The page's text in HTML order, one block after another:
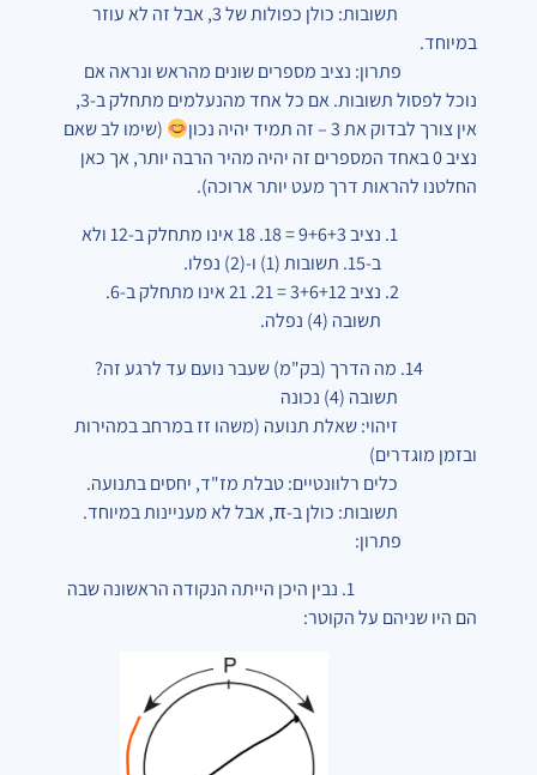
תשובות: כולן כפולות של 3, אבל זה לא עוזר
במיוחד.
פתרון: נציב מספרים שונים מהראש ונראה אם
נוכל לפסול תשובות. אם כל אחד מהנעלמים מתחלק ב-3,
אין צורך לבדוק את 3 – זה תמיד יהיה נכון
(שימו לב שאם
נציב 0 באחד המספרים זה יהיה מהיר הרבה יותר, אך כאן
החלטנו להראות דרך מעט יותר ארוכה).
נציב 9+6+3 = 18. 18 אינו מתחלק ב-12 ולא
ב-15. תשובות (1) ו-(2) נפלו.
נציב 3+6+12 = 21. 21 אינו מתחלק ב-6.
תשובה (4) נפלה.
(בק"מ) שעבר נועם עד לרגע זה?
תשובה (4) נכונה
זיהוי: שאלת תנועה (משהו זז במרחב במהירות
ובזמן מוגדרים)
כלים רלוונטיים: טבלת מז"ד, יחסים בתנועה.
תשובות: כולן ב-π, אבל לא מעניינות במיוחד.
פתרון:
1. נבין היכן הייתה הנקודה הראשונה שבה
הם היו שניהם על הקוטר: